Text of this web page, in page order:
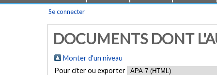
Se connecter
DOCUMENTS DONT
Monter d'un niveau
Pour citer ou exporter